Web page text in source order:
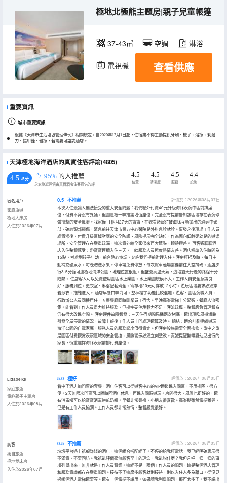
極地北極熊主題房|親子兒童帳篷
37-43㎡ 空調 淋浴
電視機 查看供應
重要資訊
城市重要資訊
根據《天津市生活垃圾管理條例》相關規定，自2020年12月1日起，住宿業不得主動提供牙刷、梳子、浴擦、剃鬚
刀、指甲銼、鞋擦，若需要可諮詢酒店。
天津極地海洋酒店的真實住客評論(4805)
4.5 /5分 95% 的人推薦
永安旅遊評價由真實酒店住客提供的評價。
4.5
位置
4.5
清潔度
4.5
服務
4.4
設施
匿名用戶
家庭旅遊
極地大床房
入住於2026年07月
0.5 不推薦
評價於：2026年08月07日
本次入住最讓人無法接受的重大安全問題：我們額外付費40元升級海豚表演中區前排席
位，付費本身沒有異議，但園區衹一味推銷增值座位，完全沒有提前告知該區域存在表演球
體撞擊的安全風險。我家僅11個月27天的寶寶，在觀看錶演時被海豚互動拋出的球砸中頭
部，確診頭部損傷，緊急前往天津市第五中心醫院兒外科急診就診。事發之後現場工作人員
處置滯後，付費升級區域對應的安全防護、風險提示完全缺位，作為面向低齡嬰幼兒的遊樂
場所，安全管理存在嚴重疏漏，這次意外給全家帶來巨大驚嚇，體驗極差。 再客觀聊聊酒
店入住整體感受：帶寶寶連續入住三天，一線服務人員態度熱情友善。酒店標準入住時間為
15點，考慮到孩子年幼，前台貼心協調，允許我們提前辦理入住。客房打掃及時，每日主
動補充礦泉水，每晚贈送水果。停車場免費停放，每次駕車離場需要前往大堂掃碼。酒店步
行3-5分鐘可達極地海洋公園，地理位置很近，但盛夏高温天氣，這段露天行走的路程十分
悶熱。 住店客人可以免費使用園區水上樂園。水上樂園規模不大，工作人員安全意識良
好，服務到位，更衣室、淋浴配套齊全。寄存櫃20元可存放12小時，遊玩區域要求必須穿
着泳衣、拖鞋進入。 酒店早餐口味尚可。整棟樓宇功能比較混雜，遊客、園區演職人員、
行政辦公人員同樓居住，五層餐廳同時毗鄰員工宿舍。早晚高峯電梯十分緊張，餐廳人流密
集。能看到工作人員盡力維持服務，但樓宇硬件承載力不足，客流疏導、整體應急管理體系
仍有很大改進空間。 客房硬件故障頻發：三天住宿期間馬桶兩次堵塞，還出現吹風機短路
引發全屋停電的情況，故障上報後工作人員上門處理還算及時。 總結：適合計劃連續遊玩
海洋公園的自駕家庭，服務人員的服務態度值得肯定。但客房設施需要全面檢修，重中之重
是園區付費觀賞表演區域的安全管控、風險警示必須立刻整改。真誠提醒攜帶嬰幼兒出行的
家長，慎重選擇海豚表演前排付費座位。
Lidabeike
家庭旅遊
童趣親子主題房
入住於2026年08月
5.0 極好
評價於：2026年08月05日
看中了酒店加門票的套餐，酒店住客可以從遊客中心的VIP通道進入園區，不用排隊，很方
便。2天無限次門票可以隨時回酒店休息，再進入園區遊玩。房間很大，風景也挺好的，還
有消毒櫃可以給寶寶消毒烘乾奶瓶。早餐非常豐盛，小朋友很喜歡。高峯期雖然電梯難等，
但是有工作人員協調。工作人員都非常熱情，整體感覺很好。
訪客
獨自旅遊
極地雙床房
入住於2026年07月
0.5 不推薦
評價於：2026年08月03日
垃圾平台遇上衹顧賺錢的酒店，這個組合搭配絕了。不停的給我打電話，我已經明確表示很
不滿意，不要回訪。我衹能評價毫無顧客至上的理念，我能説什麼？我但凡把一條一條的事
項列舉出來，無非就是工作人員背鍋。這絕不是一兩個工作人員的問題，這是整個酒店管理
和服務意識都存在嚴重問題。接待不了這麼多顧客就別接待，別以入住人多為藉口。從沒見
過哪個酒店電梯還要等。還有一個電梯不讓用。如果讓我列舉問題，那可太多了。我不説出